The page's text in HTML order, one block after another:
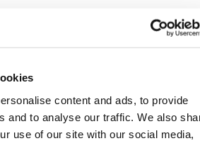
content and ads, to provide
and to analyse our traffic. We also
use of our site with our social media,